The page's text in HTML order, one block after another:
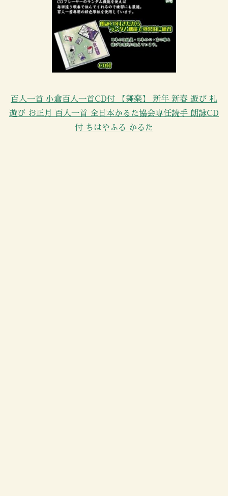
百人一首 小倉百人一首CD付 【舞楽】 新年 新春 遊び 札
遊び お正月 百人一首 全日本かるた協会専任読手 朗詠CD
付 ちはやふる かるた